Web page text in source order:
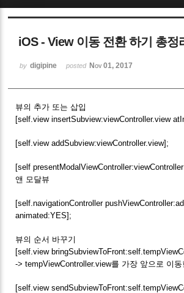
iOS - View 이동 전환 하기 총정
by digipine posted Nov 01, 2017
뷰의 추가 또는 삽입
[self.view insertSubview:viewController.view
[self.view addSubview:viewController.view];
[self
앤 모달뷰
[self.navigationController
animated:YES];
뷰의 순서 바꾸기
[self.view
-> tempViewController.view를 가장 앞으로 이동
[self.view
Sketchbook5, 스케치
Sketchbook5, 스케